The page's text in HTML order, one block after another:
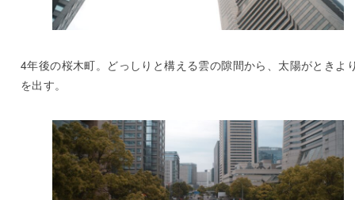
4年後の桜木町。どっしりと構える雲の隙間から、太陽がときよ
を出す。